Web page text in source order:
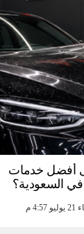
أفضل خدمات
في السعودية؟
4:57 م